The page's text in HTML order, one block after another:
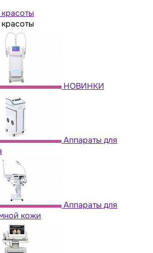
НОВИНКИ
Аппараты для
Аппараты для
кожи